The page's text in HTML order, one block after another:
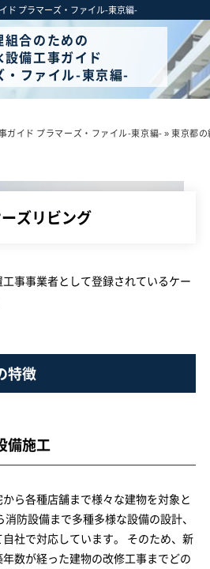
ド プラマーズ・ファイル-東京編-
組合のための
設備工事ガイド
・ファイル-東京編-
ガイド プラマーズ・ファイル-東京編-»東京都
ズリビング
事事業者として登録されているケー
特徴
備施工
ら各種店舗まで様々な建物を対象と
防設備まで多種多様な設備の設計、
社で対応しています。 そのため、新
数が経った建物の改修工事までどの